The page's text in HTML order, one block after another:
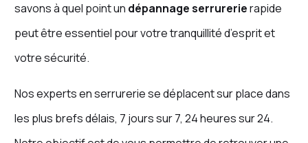
savons à quel point un dépannage serrurerierapide
peut être essentiel pour votre tranquillité d’esprit et
votre sécurité.
Nos experts en serrurerie se déplacent sur place dans
les plus brefs délais, 7 jours sur 7, 24 heures sur 24.